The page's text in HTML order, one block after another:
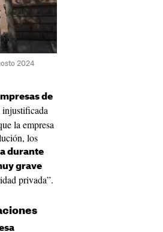
2024
de
la empresa
los
durante
grave
privada”.